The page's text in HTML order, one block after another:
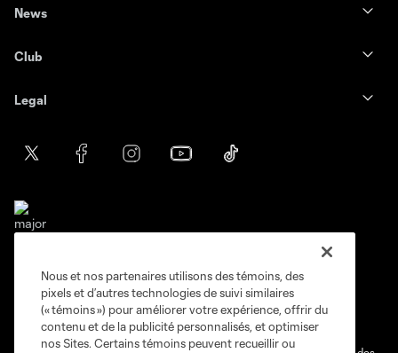
News
Club
Legal
Conditions d'utilisation
Politique de confidentialité
Ne vendez pas et ne partagez pas mes information personnelles.
Paramètres des témoins
Nous et nos partenaires utilisons des témoins, des
pixels et d’autres technologies de suivi similaires
(« témoins ») pour améliorer votre expérience, offrir du
contenu et de la publicité personnalisés, et optimiser
nos Sites. Certains témoins peuvent recueillir ou